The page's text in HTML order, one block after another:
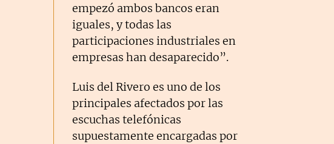
empezó ambos bancos eran
iguales, y todas las
participaciones industriales en
empresas han desaparecido”.
Luis del Rivero es uno de los
principales afectados por las
escuchas telefónicas
supuestamente encargadas por